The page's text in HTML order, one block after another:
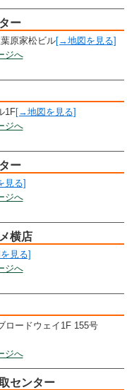
ー
原家松ビル[→地図を見る]
ジへ
1F[→地図を見る]
ジへ
ー
見る]
ジへ
横店
見る]
ジへ
ロードウェイ1F 155号
ジへ
センター